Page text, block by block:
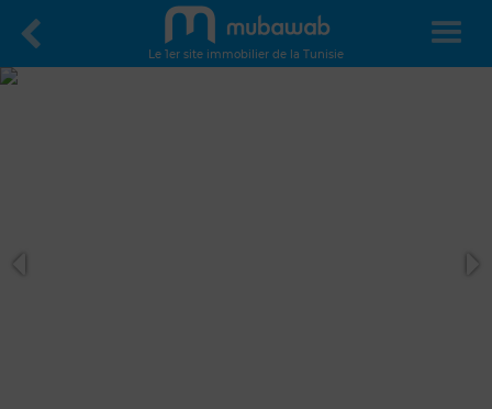
Le 1er site immobilier de la Tunisie